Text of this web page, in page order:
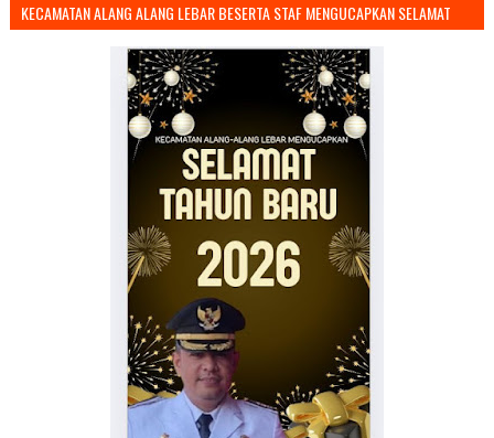
KECAMATAN ALANG ALANG LEBAR BESERTA STAF MENGUCAPKAN SELAMAT